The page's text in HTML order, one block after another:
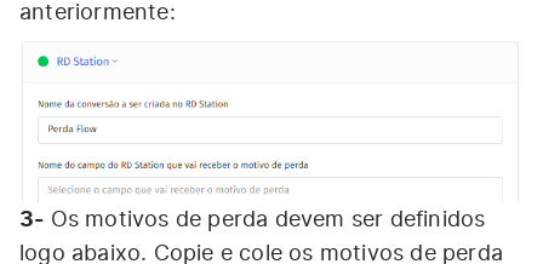
anteriormente:
3- Os motivos de perda devem ser definidos
logo abaixo. Copie e cole os motivos de perda